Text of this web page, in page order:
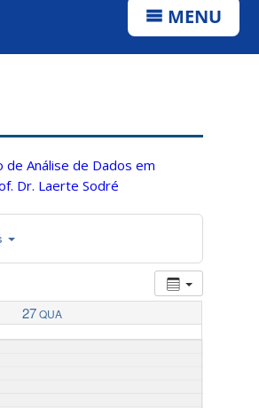
MENU
de Análise de Dados em
Dr. Laerte Sodré
27QUA